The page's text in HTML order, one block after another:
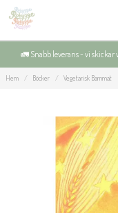
🚛 Snabb leverans - vi skickar
Hem Böcker Vegetarisk Barnmat